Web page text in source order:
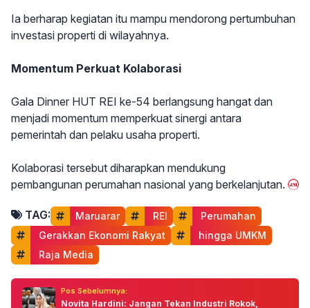
Ia berharap kegiatan itu mampu mendorong pertumbuhan
investasi properti di wilayahnya.
Momentum Perkuat Kolaborasi
Gala Dinner HUT REI ke-54 berlangsung hangat dan
menjadi momentum memperkuat sinergi antara
pemerintah dan pelaku usaha properti.
Kolaborasi tersebut diharapkan mendukung
pembangunan perumahan nasional yang berkelanjutan.
TAG: Maruarar REI
Perumahan
Gerakkan Ekonomi Rakyat
hingga UMKM
Raja Media
Pos Sebelumnya:
Novita Hardini: Jangan Tekan Industri Rokok,